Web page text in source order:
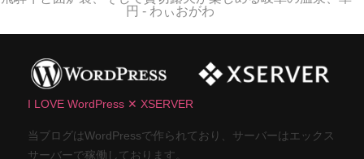
円 - わぃおがわ
I LOVE WordPress ✕ XSERVER
当ブログはWordPressで作られており、サーバーはエックス
サーバーで稼働しております。